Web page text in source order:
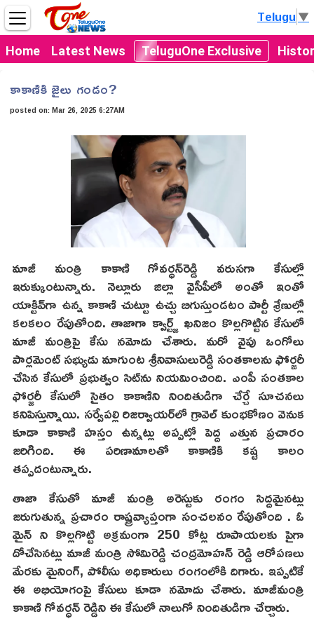
Home Latest News TeluguOne Exclusive
Telugu▼
కాకాణికి జైలు గండం?
posted on:Mar 26, 2025 6:27AM
మాజీ మంత్రి కాకాణి గోవర్ధన్‌రెడ్డి వరుసగా కేసుల్లో
ఇరుక్కుంటున్నారు. నెల్లూరు జిల్లా వైసీపీలో అంతో ఇంతో
యాక్టివ్‌గా ఉన్న కాకాణి చుట్టూ ఉచ్చు బిగుస్తుండటం పార్టీ శ్రేణుల్లో
కలకలం రేపుతోంది. తాజాగా క్వార్ట్జ్‌ ఖనిజం కొల్లగొట్టిన కేసులో
మాజీ మంత్రిపై కేసు నమోదు చేశారు. మరో వైపు ఒంగోలు
పార్లమెంట్‌ సభ్యుడు మాగుంట శ్రీనివాసులురెడ్డి సంతకాలను ఫోర్జరీ
చేసిన కేసులో ప్రభుత్వం సిట్‌ను నియమించింది. ఎంపీ సంతకాల
ఫోర్జరీ కేసులో సైతం కాకాణిని నిందితుడిగా చేర్చే సూచనలు
కనిపిస్తున్నాయి. సర్వేపల్లి రిజర్వాయర్‌లో గ్రావెల్‌ కుంభకోణం వెనుక
కూడా కాకాణి హస్తం ఉన్నట్లు అప్పట్లో పెద్ద ఎత్తున ప్రచారం
జరిగింది. ఈ పరిణామాలతో కాకాణికి కష్ట కాలం
తప్పదంటున్నారు.
తాజా కేసుతో మాజీ మంత్రి అరెస్టుకు రంగం సిద్దమైనట్లు
జరుగుతున్న ప్రచారం రాష్ట్రవ్యాప్తంగా సంచలనం రేపుతోంది . ఓ
మైన్ ని కొల్లగొట్టి అక్రమంగా 250 కోట్ల రూపాయలకు పైగా
దోచేసినట్లు మాజీ మంత్రి సోమిరెడ్డి చంద్రమోహన్ రెడ్డి ఆరోపణలు
మేరకు మైనింగ్, పోలీసు అధికారులు రంగంలోకి దిగారు. ఇప్పటికే
ఈ అభియోగంపై కేసులు కూడా నమోదు చేశారు. మాజీమంత్రి
కాకాణి గోవర్ధన్ రెడ్డిని ఈ కేసులో నాలుగో నిందితుడిగా చేర్చారు.